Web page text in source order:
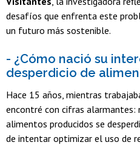
desafíos que enfrenta este
un futuro más sostenible.
- ¿Cómo nació su
desperdicio de
Hace 15 años, mientras
encontré con cifras alarmantes:
alimentos producidos se
de intentar optimizar el uso de